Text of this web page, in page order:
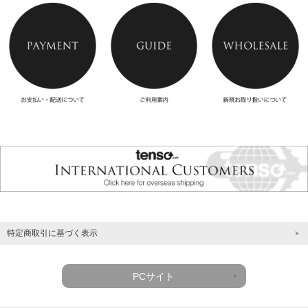
特定商取引に基づく表示
PCサイト